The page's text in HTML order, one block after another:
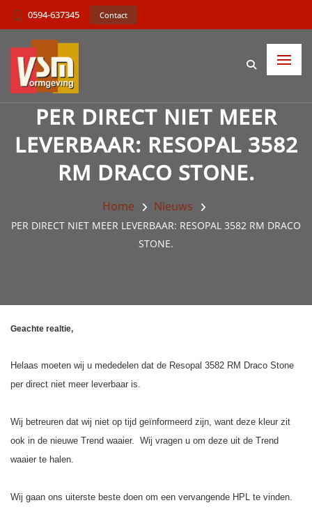
0594-637345 Contact
PER DIRECT NIET MEER
LEVERBAAR: RESOPAL 3582
RM DRACO STONE.
Home Nieuws
PER DIRECT NIET MEER LEVERBAAR: RESOPAL 3582 RM DRACO
STONE.
Geachte realtie,
Helaas moeten wij u mededelen dat de Resopal 3582 RM Draco Stone
per direct niet meer leverbaar is.
Wij betreuren dat wij niet op tijd geïnformeerd zijn, want deze kleur zit
ook in de nieuwe Trend waaier. Wij vragen u om deze uit de Trend
waaier te halen.
Wij gaan ons uiterste beste doen om een vervangende HPL te vinden.